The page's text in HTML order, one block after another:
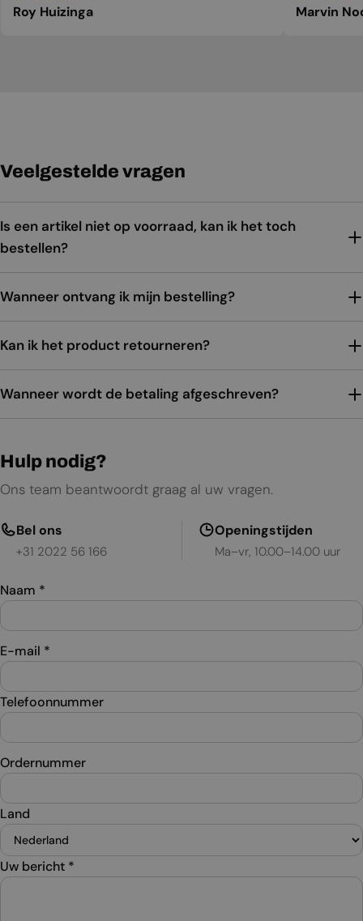
Roy Huizinga Marvin
Veelgestelde vragen
Is een artikel niet op voorraad, kan ik het toch
bestellen?
Wanneer ontvang ik mijn bestelling?
Kan ik het product retourneren?
Wanneer wordt de betaling afgeschreven?
Hulp nodig?
Ons team beantwoordt graag al uw vragen.
Bel ons
+31 2022 56 166
Openingstijden
Ma–vr, 10.00–14.00 uur
Naam *
E-mail *
Telefoonnummer
Ordernummer
Land
Uw bericht *